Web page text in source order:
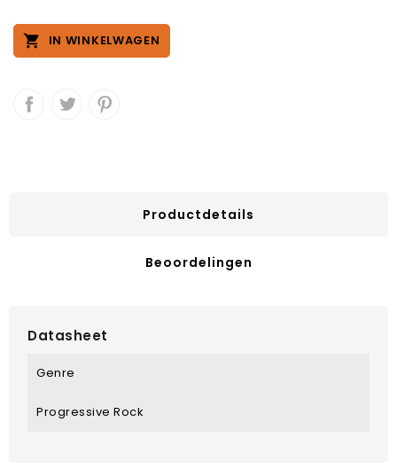
 IN WINKELWAGEN
Productdetails
Beoordelingen
Datasheet
Genre
Progressive Rock